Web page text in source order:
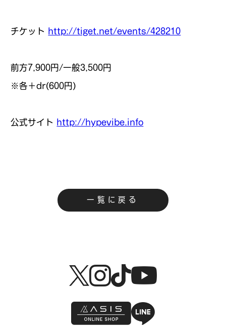
チケット http://tiget.net/events/428210
前方7,900円/一般3,500円
※各＋dr(600円)
公式サイト http://hypevibe.info
一覧に戻る